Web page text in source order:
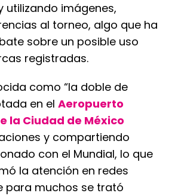
utilizando imágenes,
al torneo, algo que ha
sobre un posible uso
registradas.
como “la doble de
en el Aeropuerto
la Ciudad de México
y compartiendo
con el Mundial, lo que
la atención en redes
para muchos se trató